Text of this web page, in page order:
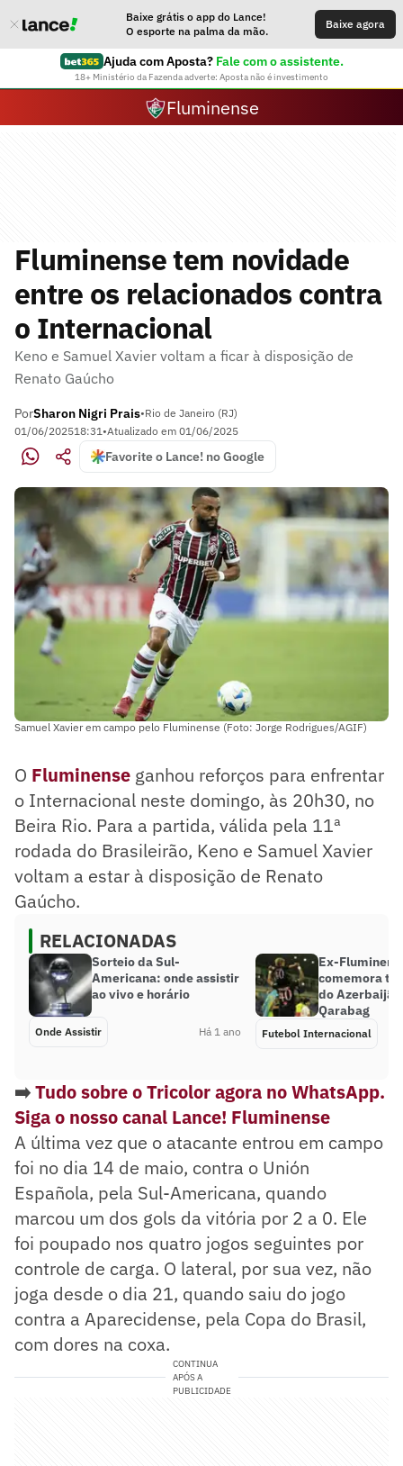
Baixe grátis o app do Lance!
O esporte na palma da mão.
Baixe agora
Ajuda com Aposta? Fale com o assistente.
18+ Ministério da Fazenda adverte: Aposta não é investimento
Fluminense
Fluminense tem novidade
entre os relacionados contra
o Internacional
Keno e Samuel Xavier voltam a ficar à disposição de
Renato Gaúcho
PorSharon Nigri Prais•Rio de Janeiro (RJ)
01/06/202518:31•Atualizado em 01/06/2025
Favorite o Lance! no Google
Samuel Xavier em campo pelo Fluminense (Foto: Jorge Rodrigues/AGIF)
O Fluminense ganhou reforços para enfrentar
o Internacional neste domingo, às 20h30, no
Beira Rio. Para a partida, válida pela 11ª
rodada do Brasileirão, Keno e Samuel Xavier
voltam a estar à disposição de Renato
Gaúcho.
RELACIONADAS
Sorteio da Sul-
Americana: onde assistir
ao vivo e horário
Onde Assistir Há 1 ano
Ex-
comemora
do
Qarabag
Futebol Internacional
➡️Tudo sobre o Tricolor agora no WhatsApp.
Siga o nosso canal Lance! Fluminense
A última vez que o atacante entrou em campo
foi no dia 14 de maio, contra o Unión
Española, pela Sul-Americana, quando
marcou um dos gols da vitória por 2 a 0. Ele
foi poupado nos quatro jogos seguintes por
controle de carga. O lateral, por sua vez, não
joga desde o dia 21, quando saiu do jogo
contra a Aparecidense, pela Copa do Brasil,
com dores na coxa.
CONTINUA
APÓS A
PUBLICIDADE